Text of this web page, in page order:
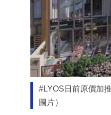
#LYOS日前原價加
圖片）